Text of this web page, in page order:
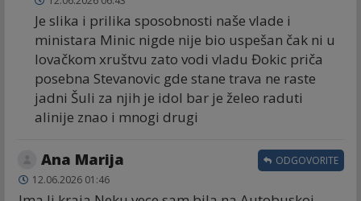
Je slika i prilika sposobnosti naše vlade i
ministara Minic nigde nije bio uspešan čak ni u
lovačkom xruštvu zato vodi vladu Đokic priča
posebna Stevanovic gde stane trava ne raste
jadni Šuli za njih je idol bar je želeo raduti
alinije znao i mnogi drugi
Ana Marija
12.06.2026 01:46
ODGOVORITE